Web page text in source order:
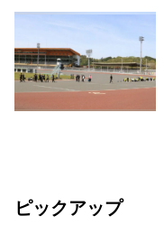
ピックアップ